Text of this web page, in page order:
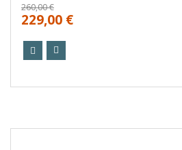
260,00 €
229,00 €